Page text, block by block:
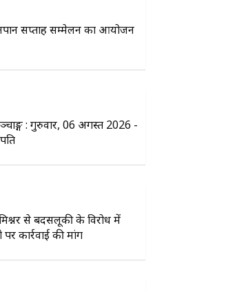
सप्ताह सम्मेलन का आयोजन
: गुरुवार, 06 अगस्त 2026 -
से बदसलूकी के विरोध में
पर कार्रवाई की मांग